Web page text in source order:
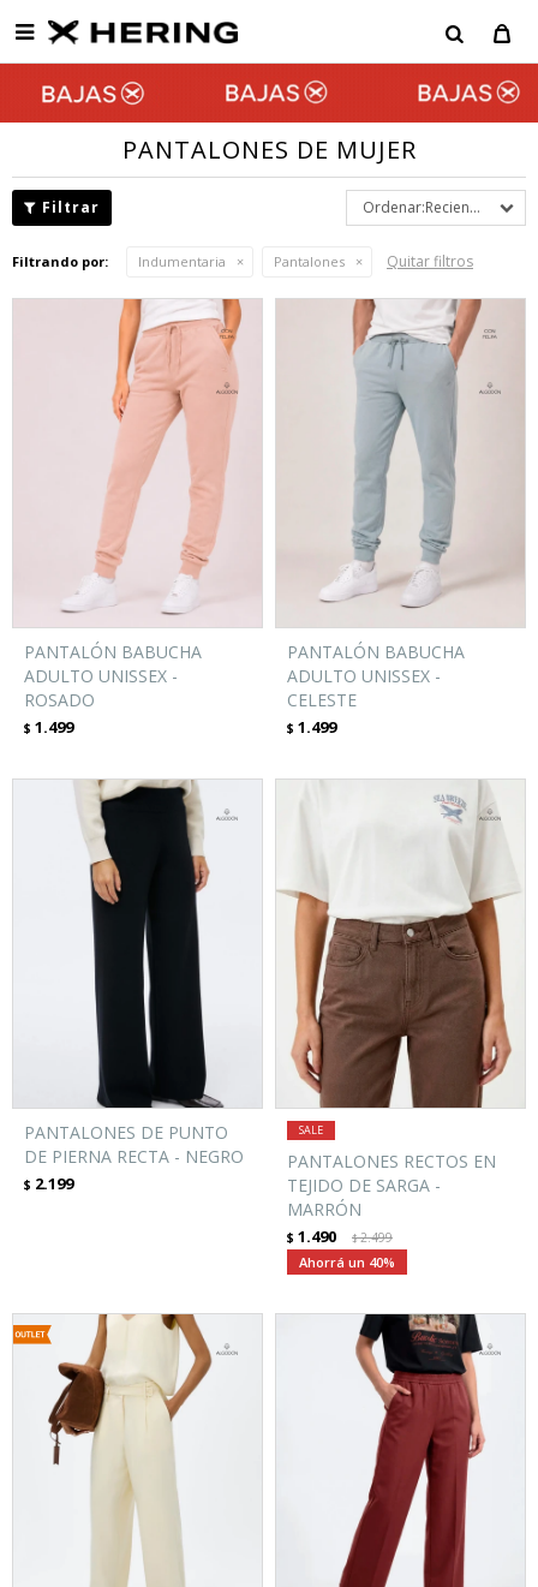

PANTALONES DE MUJER
Recientes
Filtrando por: Indumentaria Pantalones Quitar filtros
PANTALÓN BABUCHA
ADULTO UNISSEX -
ROSADO
$ 1.499
PANTALÓN BABUCHA
ADULTO UNISSEX -
CELESTE
$ 1.499
PANTALONES DE PUNTO
DE PIERNA RECTA - NEGRO
$ 2.199
PANTALONES RECTOS EN
TEJIDO DE SARGA -
MARRÓN
$ 1.490 $2.499
40